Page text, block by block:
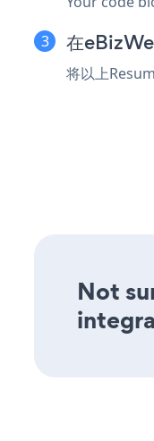
在
将以上
Not